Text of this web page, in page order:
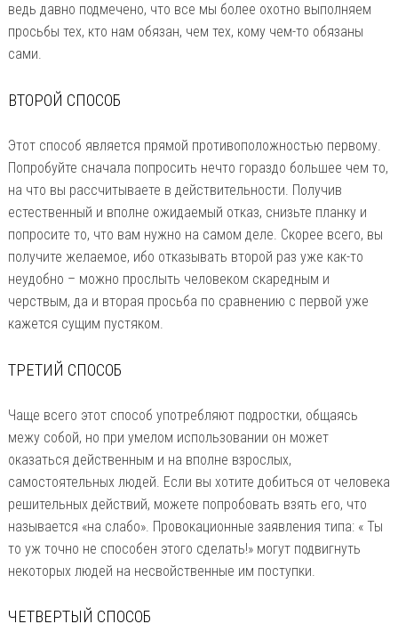
ведь давно подмечено, что все мы более охотно выполняем
просьбы тех, кто нам обязан, чем тех, кому чем-то обязаны
сами.
ВТОРОЙ СПОСОБ
Этот способ является прямой противоположностью первому.
Попробуйте сначала попросить нечто гораздо большее чем то,
на что вы рассчитываете в действительности. Получив
естественный и вполне ожидаемый отказ, снизьте планку и
попросите то, что вам нужно на самом деле. Скорее всего, вы
получите желаемое, ибо отказывать второй раз уже как-то
неудобно – можно прослыть человеком скаредным и
черствым, да и вторая просьба по сравнению с первой уже
кажется сущим пустяком.
ТРЕТИЙ СПОСОБ
Чаще всего этот способ употребляют подростки, общаясь
межу собой, но при умелом использовании он может
оказаться действенным и на вполне взрослых,
самостоятельных людей. Если вы хотите добиться от человека
решительных действий, можете попробовать взять его, что
называется «на слабо». Провокационные заявления типа: « Ты
то уж точно не способен этого сделать!» могут подвигнуть
некоторых людей на несвойственные им поступки.
ЧЕТВЕРТЫЙ СПОСОБ